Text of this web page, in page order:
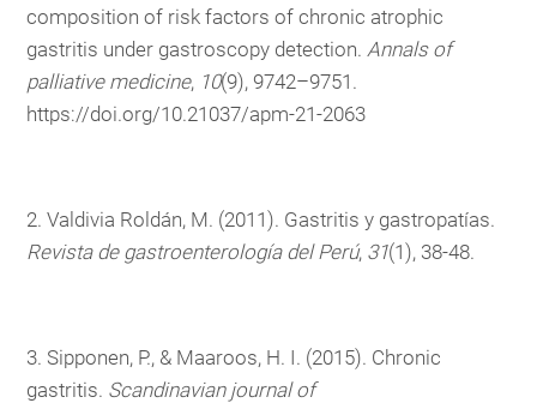
composition of risk factors of chronic atrophic
gastritis under gastroscopy detection. Annals of
palliative medicine, 10(9), 9742–9751.
https://doi.org/10.21037/apm-21-2063
2. Valdivia Roldán, M. (2011). Gastritis y gastropatías.
Revista de gastroenterología del Perú, 31(1), 38-48.
3. Sipponen, P., & Maaroos, H. I. (2015). Chronic
gastritis. Scandinavian journal of